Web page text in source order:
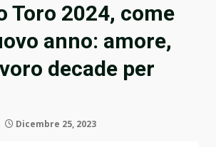
Toro 2024, come
anno: amore,
decade per
Dicembre 25, 2023